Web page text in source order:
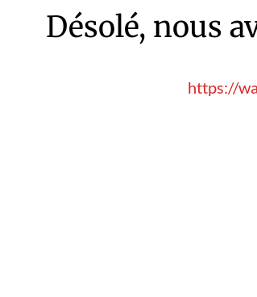
Désolé, nous
https://